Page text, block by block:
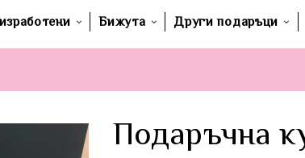
Бижута Други подаръци
Подаръчна